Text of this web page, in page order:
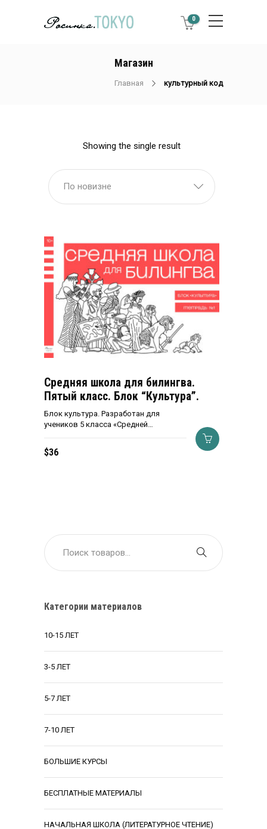
0
Магазин
Главная культурный код
Showing the single result
По новизне
Средняя школа для билингва.
Пятый класс. Блок “Культура”.
Блок культура. Разработан для
учеников 5 класса «Средней…
$36
Категории материалов
10-15 ЛЕТ
3-5 ЛЕТ
5-7 ЛЕТ
7-10 ЛЕТ
БОЛЬШИЕ КУРСЫ
БЕСПЛАТНЫЕ МАТЕРИАЛЫ
НАЧАЛЬНАЯ ШКОЛА (ЛИТЕРАТУРНОЕ ЧТЕНИЕ)